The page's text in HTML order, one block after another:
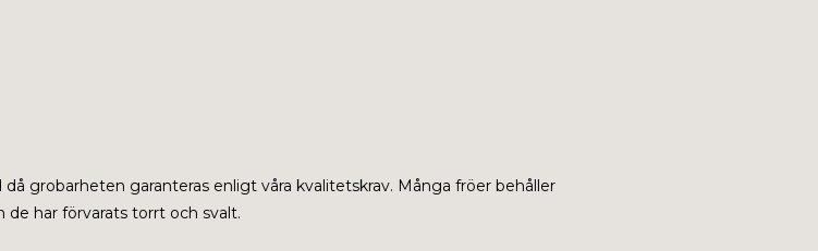
grobarheten garanteras enligt våra kvalitetskrav. Många fröer behåller
har förvarats torrt och svalt.